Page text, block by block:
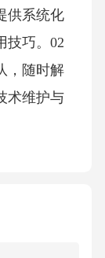
供系统化
技巧。02
，随时解
术维护与